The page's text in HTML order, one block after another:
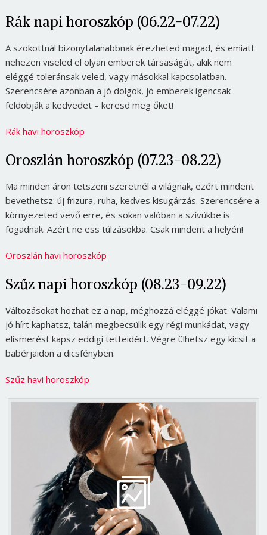
Rák napi horoszkóp (06.22-07.22)
A szokottnál bizonytalanabbnak érezheted magad, és emiatt
nehezen viseled el olyan emberek társaságát, akik nem
eléggé toleránsak veled, vagy másokkal kapcsolatban.
Szerencsére azonban a jó dolgok, jó emberek igencsak
feldobják a kedvedet – keresd meg őket!
Rák havi horoszkóp
Oroszlán horoszkóp (07.23-08.22)
Ma minden áron tetszeni szeretnél a világnak, ezért mindent
bevethetsz: új frizura, ruha, kedves kisugárzás. Szerencsére a
környezeted vevő erre, és sokan valóban a szívükbe is
fogadnak. Azért ne ess túlzásokba. Csak mindent a helyén!
Oroszlán havi horoszkóp
Szűz napi horoszkóp (08.23-09.22)
Változásokat hozhat ez a nap, méghozzá eléggé jókat. Valami
jó hírt kaphatsz, talán megbecsülik egy régi munkádat, vagy
elismerést kapsz eddigi tetteidért. Végre ülhetsz egy kicsit a
babérjaidon a dicsfényben.
Szűz havi horoszkóp